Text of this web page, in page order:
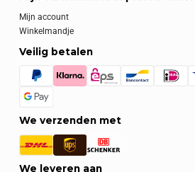
Mijn account
Winkelmandje
Veilig betalen
We verzenden met
We leveren aan